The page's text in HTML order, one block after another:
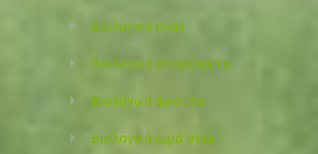
Βιολογικά σνακ
Βιολογικά σπορόφυτα
Βιολογικά φρούτα
Βιολογικά ωμά σνακ